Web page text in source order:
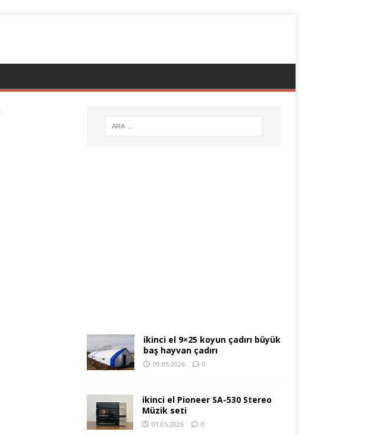
ikinci el 9×25 koyun çadırı büyük
baş hayvan çadırı
09.05.2026 0
ikinci el Pioneer SA-530 Stereo
Müzik seti
01.05.2026 0